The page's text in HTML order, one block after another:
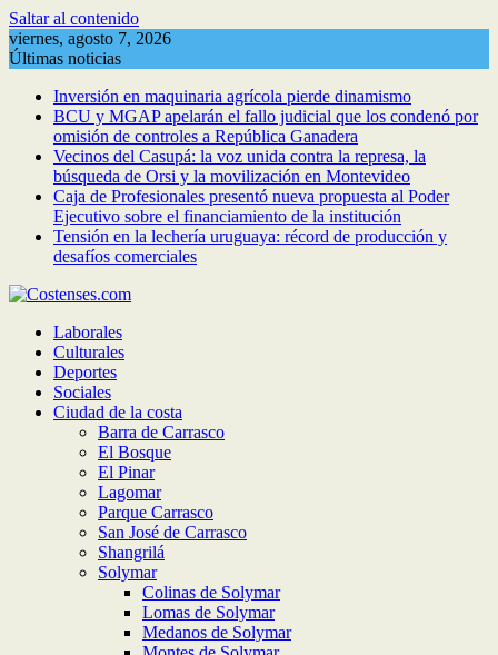
Saltar al contenido
viernes, agosto 7, 2026
Últimas noticias
Inversión en maquinaria agrícola pierde dinamismo
BCU y MGAP apelarán el fallo judicial que los condenó por
omisión de controles a República Ganadera
Vecinos del Casupá: la voz unida contra la represa, la
búsqueda de Orsi y la movilización en Montevideo
Caja de Profesionales presentó nueva propuesta al Poder
Ejecutivo sobre el financiamiento de la institución
Tensión en la lechería uruguaya: récord de producción y
desafíos comerciales
Laborales
Culturales
Deportes
Sociales
Ciudad de la costa
Barra de Carrasco
El Bosque
El Pinar
Lagomar
Parque Carrasco
San José de Carrasco
Shangrilá
Solymar
Colinas de Solymar
Lomas de Solymar
Medanos de Solymar